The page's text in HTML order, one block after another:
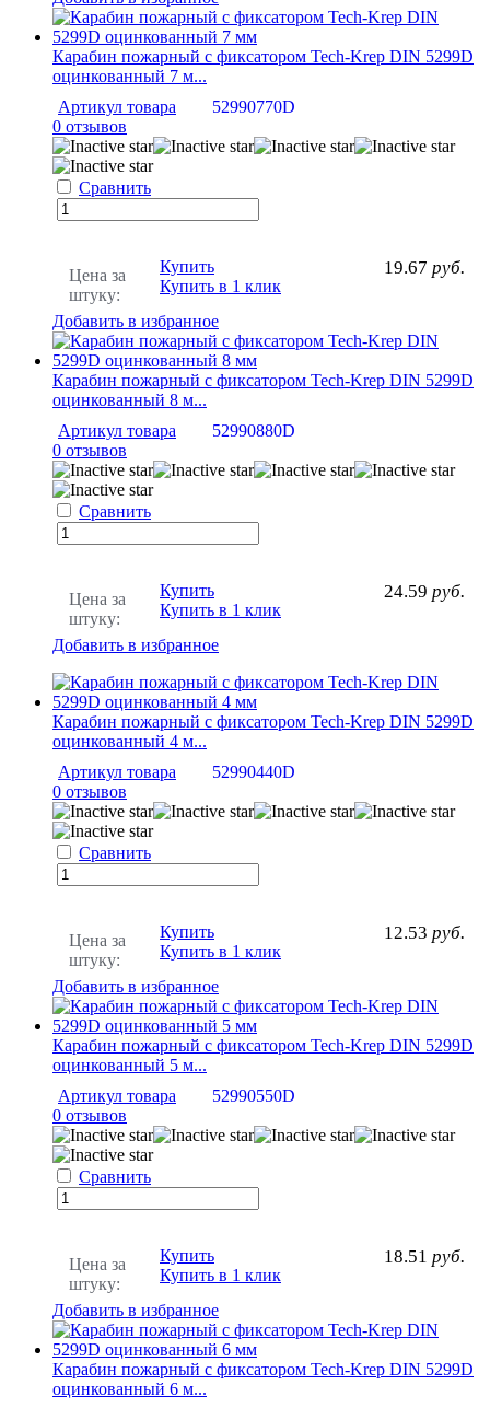
Карабин пожарный с фиксатором Tech-Krep DIN 5299D
оцинкованный 7 м...
Артикул товара
52990770D
0 отзывов
Сравнить
Цена за
штуку:
19.67 руб.
Купить
Купить в 1 клик
Добавить в избранное
Карабин пожарный с фиксатором Tech-Krep DIN 5299D
оцинкованный 8 м...
Артикул товара
52990880D
0 отзывов
Сравнить
Цена за
штуку:
24.59 руб.
Купить
Купить в 1 клик
Добавить в избранное
Карабин пожарный с фиксатором Tech-Krep DIN 5299D
оцинкованный 4 м...
Артикул товара
52990440D
0 отзывов
Сравнить
Цена за
штуку:
12.53 руб.
Купить
Купить в 1 клик
Добавить в избранное
Карабин пожарный с фиксатором Tech-Krep DIN 5299D
оцинкованный 5 м...
Артикул товара
52990550D
0 отзывов
Сравнить
Цена за
штуку:
18.51 руб.
Купить
Купить в 1 клик
Добавить в избранное
Карабин пожарный с фиксатором Tech-Krep DIN 5299D
оцинкованный 6 м...